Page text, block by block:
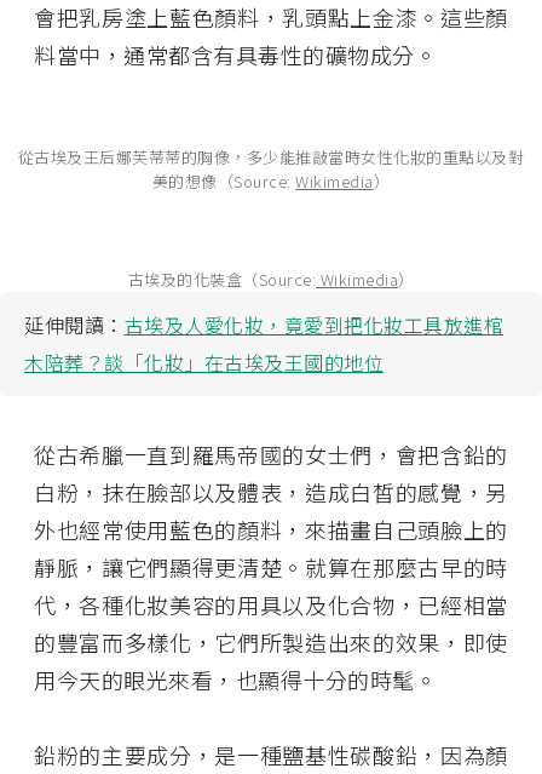
會把乳房塗上藍色顏料，乳頭點上金漆。這些顏
料當中，通常都含有具毒性的礦物成分。
從古埃及王后娜芙蒂蒂的胸像，多少能推敲當時女性化妝的重點以及對
美的想像（Source:Wikimedia）
古埃及的化裝盒（Source: Wikimedia）
延伸閱讀： 古埃及人愛化妝，竟愛到把化妝工具放進棺
木陪葬？談「化妝」在古埃及王國的地位
從古希臘一直到羅馬帝國的女士們，會把含鉛的
白粉，抹在臉部以及體表，造成白皙的感覺，另
外也經常使用藍色的顏料，來描畫自己頭臉上的
靜脈，讓它們顯得更清楚。就算在那麼古早的時
代，各種化妝美容的用具以及化合物，已經相當
的豐富而多樣化，它們所製造出來的效果，即使
用今天的眼光來看，也顯得十分的時髦。
鉛粉的主要成分，是一種鹽基性碳酸鉛，因為顏